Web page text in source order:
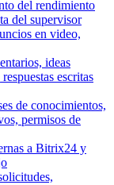
del rendimiento
del supervisor
en video,
ideas
escritas
de conocimientos,
permisos de
a Bitrix24 y